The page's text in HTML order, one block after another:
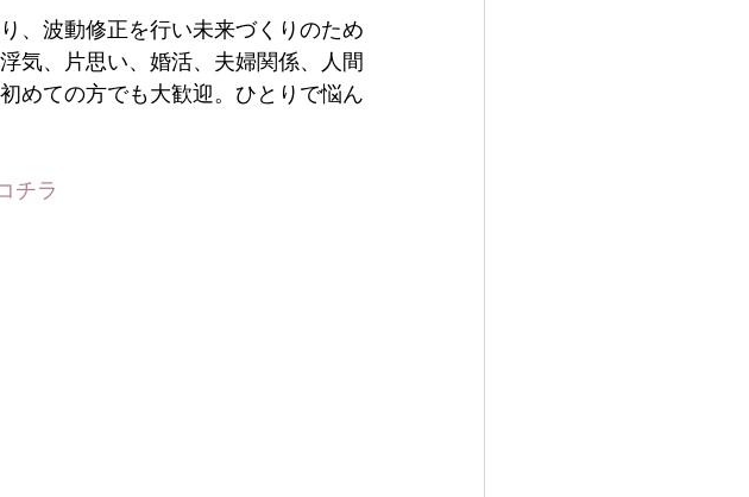
、波動修正を行い未来づくりのため
気、片思い、婚活、夫婦関係、人間
めての方でも大歓迎。ひとりで悩ん
チラ